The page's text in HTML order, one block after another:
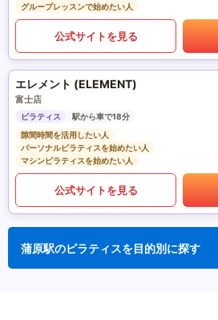
グループレッスンで始めたい人
公式サイトを見る
エレメント (ELEMENT)
富士店
ピラティス
駅から車で18分
隙間時間を活用したい人
パーソナルピラティスを始めたい人
マシンピラティスを始めたい人
公式サイトを見る
蒲原駅のピラティスを目的別に探す